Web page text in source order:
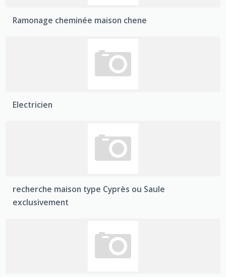
Ramonage cheminée maison chene
Electricien
recherche maison type Cyprès ou Saule
exclusivement